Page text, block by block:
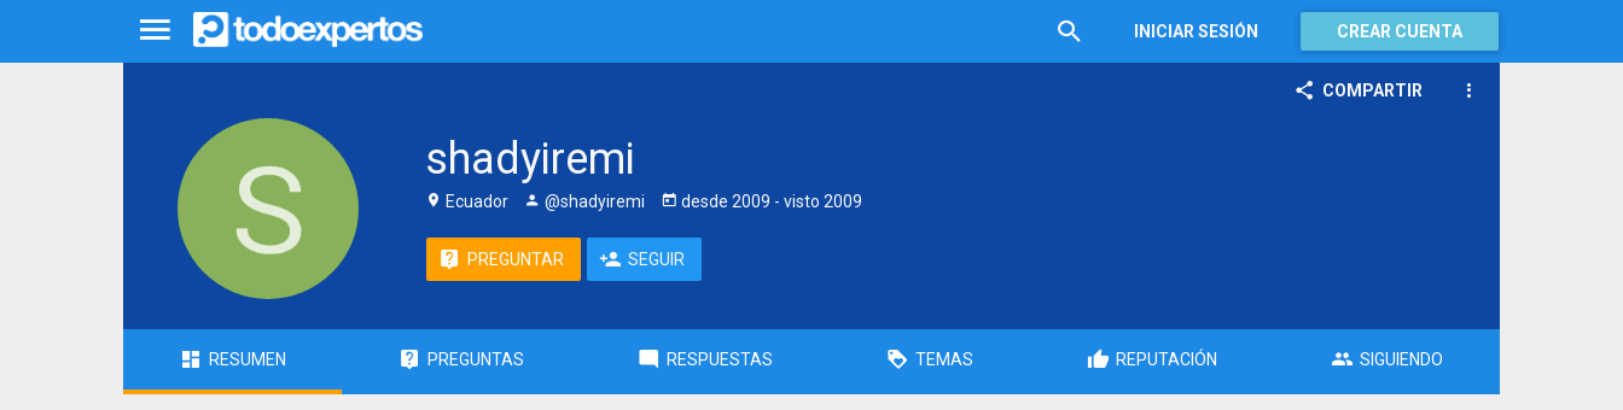
INICIAR SESIÓN CREAR CUENTA
COMPARTIR
shadyiremi
Ecuador @shadyiremi desde 2009 - visto 2009
PREGUNTAR SEGUIR
RESUMEN PREGUNTAS RESPUESTAS TEMAS REPUTACIÓN SIGUIENDO